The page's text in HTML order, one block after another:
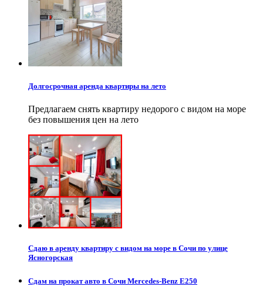
Долгосрочная аренда квартиры на лето
Предлагаем снять квартиру недорого с видом на море
без повышения цен на лето
Сдаю в аренду квартиру с видом на море в Сочи по улице
Ясногорская
Сдам на прокат авто в Сочи Mercedes-Benz E250